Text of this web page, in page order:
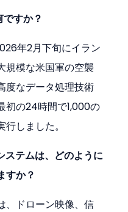
すか？
年2月下旬にイラン
規模な米国軍の空襲
度なデータ処理技術
初の24時間で1,000の
しました。
ステムは、どのように
すか？
、ドローン映像、信